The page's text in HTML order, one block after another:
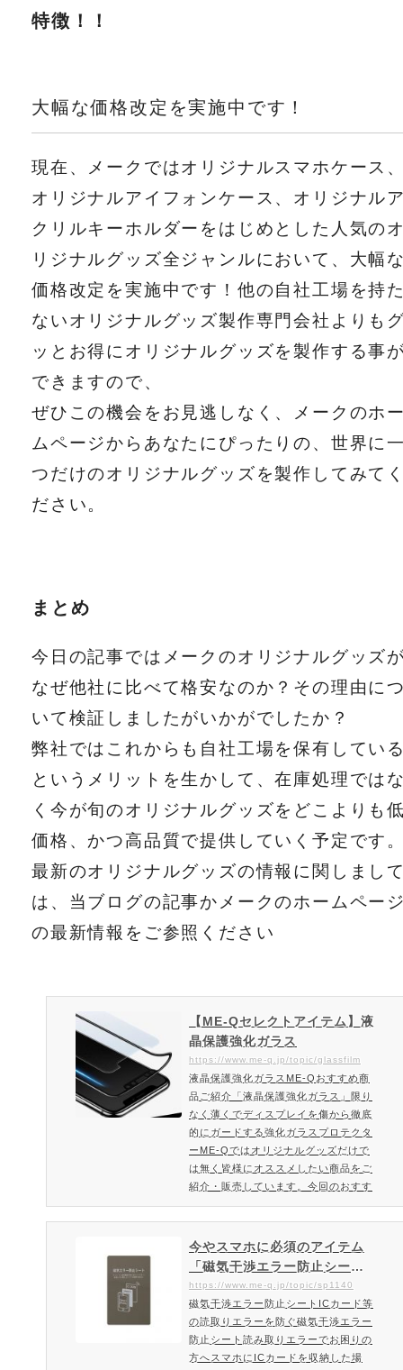
特徴！！
大幅な価格改定を実施中です！
現在、メークではオリジナルスマホケース
オリジナルアイフォンケース、オリジナル
クリルキーホルダーをはじめとした人気の
リジナルグッズ全ジャンルにおいて、大幅
価格改定を実施中です！他の自社工場を持
ないオリジナルグッズ製作専門会社よりも
ッとお得にオリジナルグッズを製作する事
できますので、
ぜひこの機会をお見逃しなく、メークのホ
ムページからあなたにぴったりの、世界に
つだけのオリジナルグッズを製作してみて
ださい。
まとめ
今日の記事ではメークのオリジナルグッズ
なぜ他社に比べて格安なのか？その理由に
いて検証しましたがいかがでしたか？
弊社ではこれからも自社工場を保有してい
というメリットを生かして、在庫処理では
く今が旬のオリジナルグッズをどこよりも
価格、かつ高品質で提供していく予定です
最新のオリジナルグッズの情報に関しまし
は、当ブログの記事かメークのホームペー
の最新情報をご参照ください
【ME-Qセレクトアイテム】液
晶保護強化ガラス
https://www.me-q.jp/topic/glassfilm
液晶保護強化ガラスME-Qおすすめ商
品ご紹介「液晶保護強化ガラス」限り
なく薄くでディスプレイを傷から徹底
的にガードする強化ガラスプロテクタ
ーME-Qではオリジナルグッズだけで
は無く皆様にオススメしたい商品をご
紹介・販売しています。今回のおすす
め商品は表面強度が最高レベルの液晶
保護強化ガラス！液晶保護強化ガラス
とは限りなく薄くでディスプレイを傷
から徹底的にガードする強化ガラスプ
ロテクターです。液晶保護強化ガラス
表面硬度は9Hとなります。９Hとが鉛
筆硬度で考えた場合、最高位に…
今やスマホに必須のアイテム
「磁気干渉エラー防止シー
ト」
https://www.me-q.jp/topic/sp1140
磁気干渉エラー防止シートICカード等
の読取りエラーを防ぐ磁気干渉エラー
防止シート読み取りエラーでお困りの
方へスマホにICカードを収納した場